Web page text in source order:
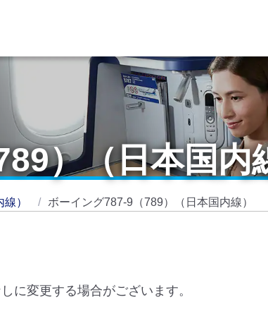
）（日本国内
線） ボーイング787-9（789）（日本国内線）
に変更する場合がございます。